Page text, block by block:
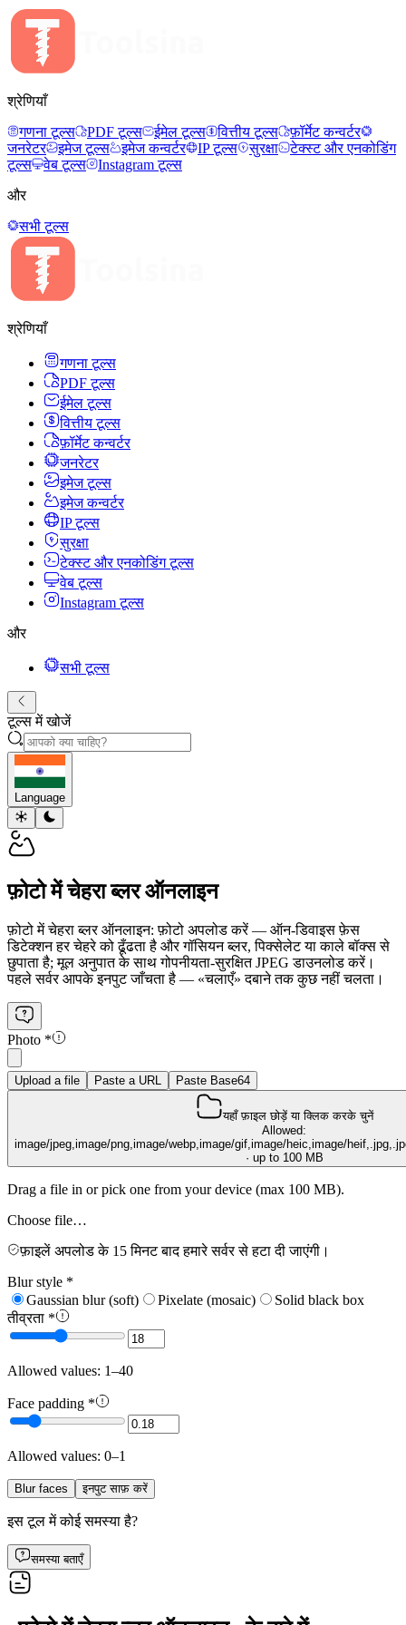
श्रेणियाँ
गणना टूल्स
PDF टूल्स ईमेल टूल्स वित्तीय टूल्स
फ़ॉर्मेट कन्वर्टर
जनरेटर
इमेज टूल्स इमेज कन्वर्टर IP टूल्स सुरक्षा
टेक्स्ट और एनकोडिंग
टूल्स
वेब टूल्स
Instagram टूल्स
और
सभी टूल्स
श्रेणियाँ
गणना टूल्स
PDF टूल्स
ईमेल टूल्स
वित्तीय टूल्स
फ़ॉर्मेट कन्वर्टर
जनरेटर
इमेज टूल्स
इमेज कन्वर्टर
IP टूल्स
सुरक्षा
टेक्स्ट और एनकोडिंग टूल्स
वेब टूल्स
Instagram टूल्स
और
सभी टूल्स
टूल्स में खोजें
Language
फ़ोटो में चेहरा ब्लर ऑनलाइन
फ़ोटो में चेहरा ब्लर ऑनलाइन: फ़ोटो अपलोड करें — ऑन-डिवाइस फ़ेस
डिटेक्शन हर चेहरे को ढूँढता है और गॉसियन ब्लर, पिक्सेलेट या काले बॉक्स से
छुपाता है; मूल अनुपात के साथ गोपनीयता-सुरक्षित JPEG डाउनलोड करें।
पहले सर्वर आपके इनपुट जाँचता है — «चलाएँ» दबाने तक कुछ नहीं चलता।
Photo *
Upload a file Paste a URL Paste Base64
यहाँ फ़ाइल छोड़ें या क्लिक करके चुनें
Allowed:
image/jpeg,image/png,image/webp,image/gif,image/heic,image/
· up to 100 MB
Drag a file in or pick one from your device (max 100 MB).
Choose file…
फ़ाइलें अपलोड के 15 मिनट बाद हमारे सर्वर से हटा दी जाएंगी।
Blur style *
Gaussian blur (soft)
Pixelate (mosaic)
Solid black box
तीव्रता *
Allowed values: 1–40
Face padding *
Allowed values: 0–1
Blur faces इनपुट साफ़ करें
इस टूल में कोई समस्या है?
समस्या बताएँ